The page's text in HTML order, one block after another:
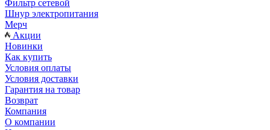
Фильтр сетевой
Шнур электропитания
Мерч
Акции
Новинки
Как купить
Условия оплаты
Условия доставки
Гарантия на товар
Возврат
Компания
О компании